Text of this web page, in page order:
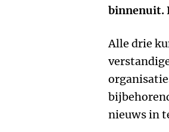
binnenuit.
Alle drie
nieuws in